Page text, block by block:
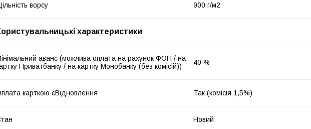
ворсу 900 г/м2
характеристики
аванс (можлива оплата на рахунок ФОП / на
Приватбанку / на картку Монобанку (без комісій))
40 %
карткою єВідновлення Так (комісія 1,5%)
Новий